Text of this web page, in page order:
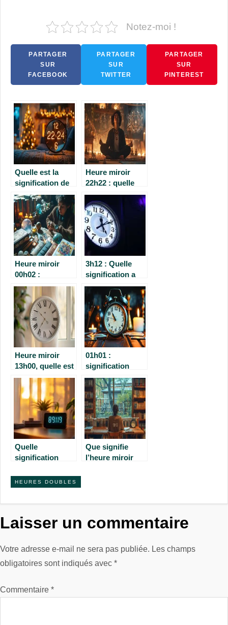
Notez-moi !
PARTAGER
SUR
FACEBOOK
PARTAGER
SUR
TWITTER
PARTAGER
SUR
PINTEREST
Quelle est la
signification de
l’heure miroir
22h24 ?
Heure miroir
22h22 : quelle
est sa
signification
spirituelle ?
Heure miroir
00h02 :
déchiffrez ses
messages et
significations
spirituelles
3h12 : Quelle
signification a
cette heure
miroir ?
Heure miroir
13h00, quelle est
sa signification ?
01h01 :
signification
complète de
l’heure miroir en
amour, spirituel,
flamme jumelle
et messages des
anges
Quelle
signification
miroir 09h19 ?
Que signifie
l’heure miroir
HEURES DOUBLES
Laisser un commentaire
Votre adresse e-mail ne sera pas publiée. Les champs
obligatoires sont indiqués avec *
Commentaire *